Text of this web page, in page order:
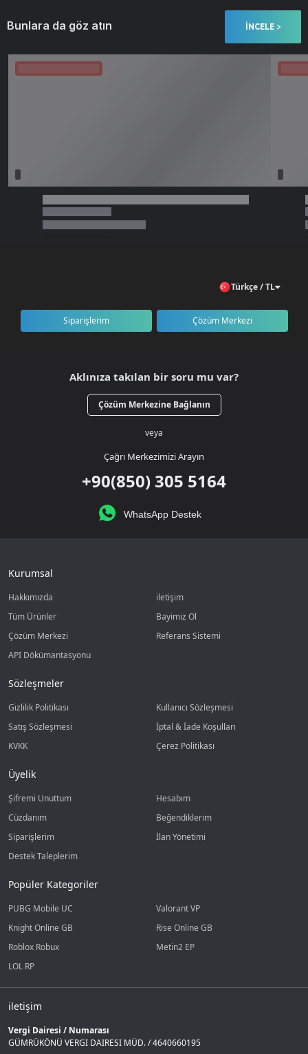
Bunlara da göz atın İNCELE >
Türkçe / TL
Siparişlerim Çözüm Merkezi
Aklınıza takılan bir soru mu var?
Çözüm Merkezine Bağlanın
veya
Çağrı Merkezimizi Arayın
+90(850) 305 5164
WhatsApp Destek
Kurumsal
Hakkımızda
iletişim
Tüm Ürünler
Bayimiz Ol
Çözüm Merkezi
Referans Sistemi
API Dökümantasyonu
Sözleşmeler
Gizlilik Politikası
Kullanıcı Sözleşmesi
Satış Sözleşmesi
İptal & İade Koşulları
KVKK
Çerez Politikası
Üyelik
Şifremi Unuttum
Hesabım
Cüzdanım
Beğendiklerim
Siparişlerim
İlan Yönetimi
Destek Taleplerim
Popüler Kategoriler
PUBG Mobile UC
Valorant VP
Knight Online GB
Rise Online GB
Roblox Robux
Metin2 EP
LOL RP
iletişim
Vergi Dairesi / Numarası
GÜMRÜKÖNÜ VERGI DAIRESI MÜD. / 4640660195